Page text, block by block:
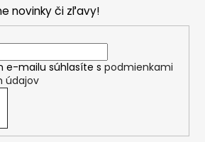
novinky či zľavy!
e-mailu súhlasíte s podmienkami
údajov